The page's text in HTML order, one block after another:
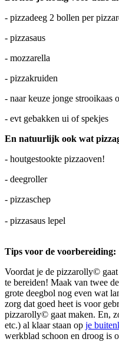
- pizzadeeg 2 bollen per
- pizzasaus
- mozzarella
- pizzakruiden
- naar keuze jonge strooikaas
- evt gebakken ui of spekjes
En natuurlijk ook wat
- houtgestookte pizzaoven!
- deegroller
- pizzaschep
- pizzasaus lepel
Tips voor de voorbereiding:
Voordat je de pizzarolly©
te bereiden! Maak van twee
grote deegbol nog even wat
zorg dat goed heet is voor
pizzarolly© gaat maken. En,
etc.) al klaar staan op je
werkblad schoon en droog is